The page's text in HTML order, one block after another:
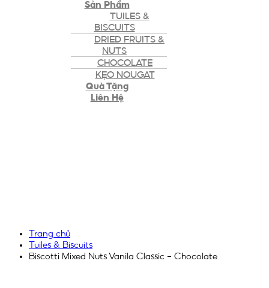
Sản Phẩm
TUILES &
BISCUITS
DRIED FRUITS &
NUTS
CHOCOLATE
KẸO NOUGAT
Quà Tặng
Liên Hệ
Trang chủ
Tuiles & Biscuits
Biscotti Mixed Nuts Vanila Classic – Chocolate